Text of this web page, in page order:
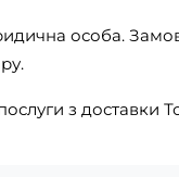
особа.
з доставки